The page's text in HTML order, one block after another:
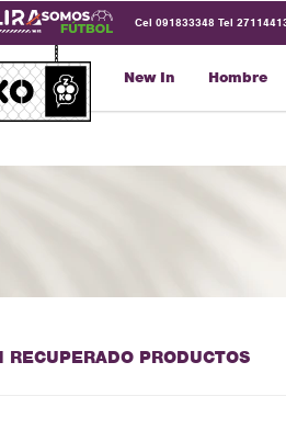
New In Hombre
Cel 091833348 Tel
RECUPERADO PRODUCTOS